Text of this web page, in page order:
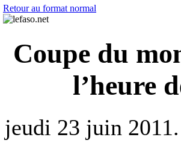
Retour au format normal
Coupe du
l’heure
jeudi 23 juin 2011.